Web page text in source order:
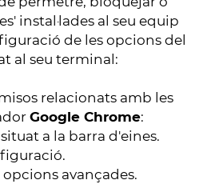
instal·lades al seu equip
de les opcions del
al seu terminal:
relacionats amb les
Google Chrome:
a la barra d'eines.
avançades.